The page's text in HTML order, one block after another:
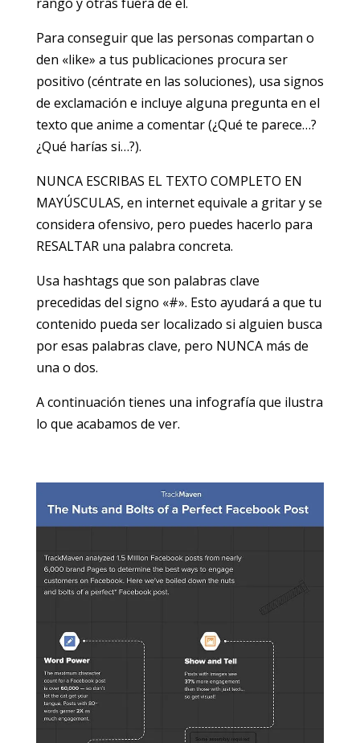
rango y otras fuera de él.
Para conseguir que las personas compartan o
den «like» a tus publicaciones procura ser
positivo (céntrate en las soluciones), usa signos
de exclamación e incluye alguna pregunta en el
texto que anime a comentar (¿Qué te parece…?
¿Qué harías si…?).
NUNCA ESCRIBAS EL TEXTO COMPLETO EN
MAYÚSCULAS, en internet equivale a gritar y se
considera ofensivo, pero puedes hacerlo para
RESALTAR una palabra concreta.
Usa hashtags que son palabras clave
precedidas del signo «#». Esto ayudará a que tu
contenido pueda ser localizado si alguien busca
por esas palabras clave, pero NUNCA más de
una o dos.
A continuación tienes una infografía que ilustra
lo que acabamos de ver.